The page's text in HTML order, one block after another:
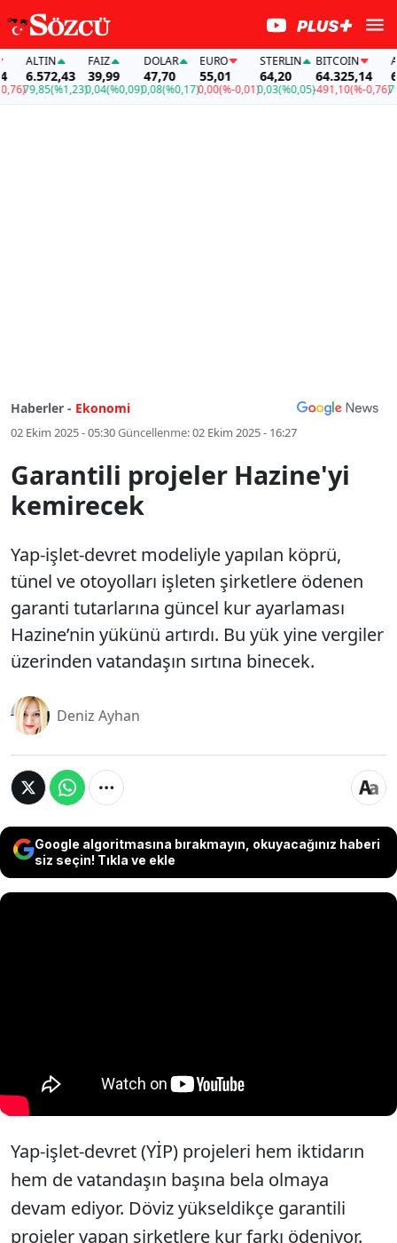
ALTIN
6.572,43
79,85(%1,23)
39,99
0,04(%0,09)
DOLAR
47,70
0,08(%0,17)
EURO
55,01
0,00(%-0,01)
STERLIN
64,20
0,03(%0,05)
BITCOIN
64.325,14
-491,10(%-0,76)79,85
Haberler - Ekonomi
02 Ekim 2025 - 05:30Güncellenme:02 Ekim 2025 - 16:27
Garantili projeler Hazine'yi
kemirecek
Yap-işlet-devret modeliyle yapılan köprü,
tünel ve otoyolları işleten şirketlere ödenen
garanti tutarlarına güncel kur ayarlaması
Hazine’nin yükünü artırdı. Bu yük yine vergiler
üzerinden vatandaşın sırtına binecek.
Deniz Ayhan
Google algoritmasına bırakmayın, okuyacağınız haberi
siz seçin! Tıkla ve ekle
Yap-işlet-devret (YİP) projeleri hem iktidarın
hem de vatandaşın başına bela olmaya
devam ediyor. Döviz yükseldikçe garantili
projeler yapan şirketlere kur farkı ödeniyor.